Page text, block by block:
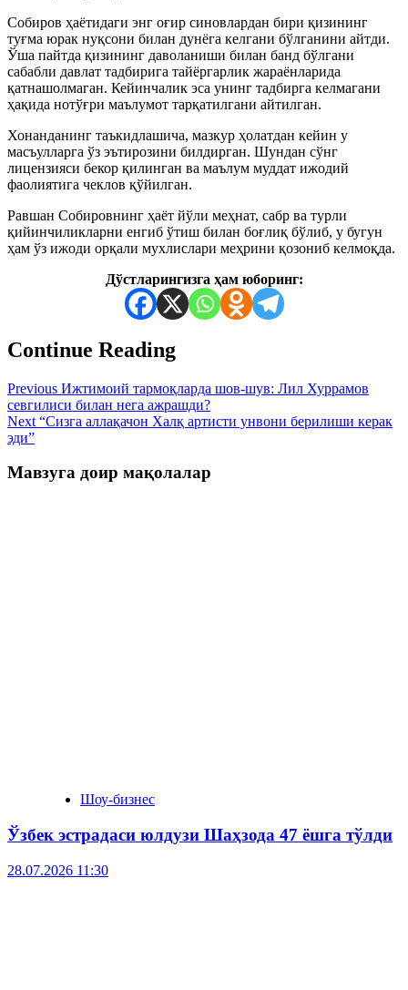
Собиров ҳаётидаги энг оғир синовлардан бири қизининг
туғма юрак нуқсони билан дунёга келгани бўлганини айтди.
Ўша пайтда қизининг даволаниши билан банд бўлгани
сабабли давлат тадбирига тайёргарлик жараёнларида
қатнашолмаган. Кейинчалик эса унинг тадбирга келмагани
ҳақида нотўғри маълумот тарқатилгани айтилган.
Хонанданинг таъкидлашича, мазкур ҳолатдан кейин у
масъулларга ўз эътирозини билдирган. Шундан сўнг
лицензияси бекор қилинган ва маълум муддат ижодий
фаолиятига чеклов қўйилган.
Равшан Собировнинг ҳаёт йўли меҳнат, сабр ва турли
қийинчиликларни енгиб ўтиш билан боғлиқ бўлиб, у бугун
ҳам ўз ижоди орқали мухлислари меҳрини қозониб келмоқда.
Дўстларингизга ҳам юборинг:
Continue Reading
Previous Ижтимоий тармоқларда шов-шув: Лил Хуррамов
севгилиси билан нега ажрашди?
Next “Сизга аллақачон Халқ артисти унвони берилиши керак
эди”
Мавзуга доир мақолалар
Шоу-бизнес
Ўзбек эстрадаси юлдузи Шаҳзода 47 ёшга тўлди
28.07.2026 11:30